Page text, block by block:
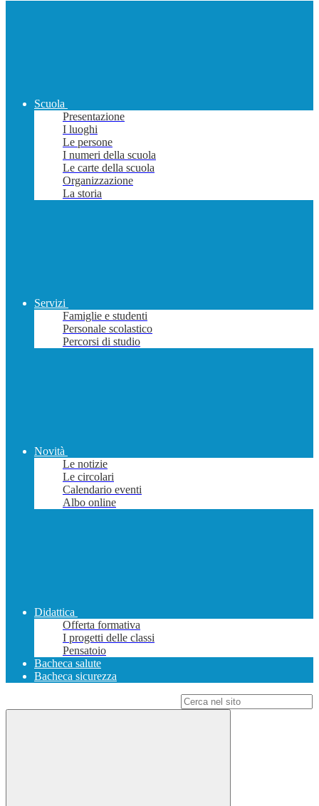
Scuola
Presentazione
I luoghi
Le persone
I numeri della scuola
Le carte della scuola
Organizzazione
La storia
Servizi
Famiglie e studenti
Personale scolastico
Percorsi di studio
Novità
Le notizie
Le circolari
Calendario eventi
Albo online
Didattica
Offerta formativa
I progetti delle classi
Pensatoio
Bacheca salute
Bacheca sicurezza